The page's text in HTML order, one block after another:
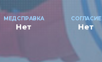
МЕДСПРАВКА
Нет
СОГЛАСИЕ
Нет